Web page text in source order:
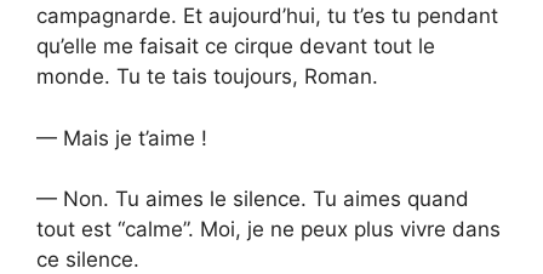
campagnarde. Et aujourd’hui, tu t’es tu pendant
qu’elle me faisait ce cirque devant tout le
monde. Tu te tais toujours, Roman.
— Mais je t’aime !
— Non. Tu aimes le silence. Tu aimes quand
tout est “calme”. Moi, je ne peux plus vivre dans
ce silence.